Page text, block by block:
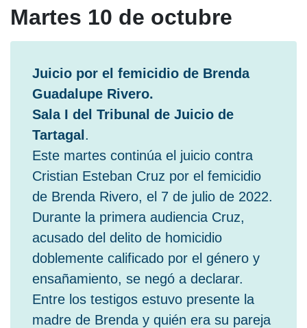
Martes 10 de octubre
Juicio por el femicidio de Brenda
Guadalupe Rivero.
Sala I del Tribunal de Juicio de
Tartagal .
Este martes continúa el juicio contra
Cristian Esteban Cruz por el femicidio
de Brenda Rivero, el 7 de julio de 2022.
Durante la primera audiencia Cruz,
acusado del delito de homicidio
doblemente calificado por el género y
ensañamiento, se negó a declarar.
Entre los testigos estuvo presente la
madre de Brenda y quién era su pareja